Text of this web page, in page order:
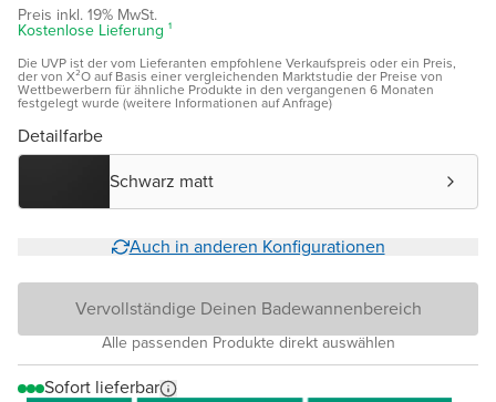
Preis inkl. 19% MwSt.
Kostenlose Lieferung ¹
Die UVP ist der vom Lieferanten empfohlene Verkaufspreis oder ein Preis,
der von X²O auf Basis einer vergleichenden Marktstudie der Preise von
Wettbewerbern für ähnliche Produkte in den vergangenen 6 Monaten
festgelegt wurde (weitere Informationen auf Anfrage)
Detailfarbe
Schwarz matt
Auch in anderen Konfigurationen
Vervollständige Deinen Badewannenbereich
Alle passenden Produkte direkt auswählen
Sofort lieferbar